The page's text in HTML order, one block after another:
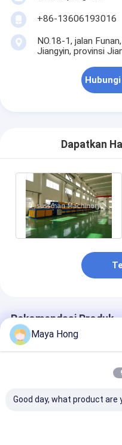
+86-13606193016
NO.18-1, jalan
Jiangyin, provinsi
Dapatkan
Rekomendasi Produk
Maya Hong
Good day, what product are